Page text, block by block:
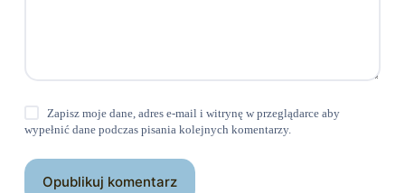
Zapisz moje dane, adres e-mail i witrynę w przeglądarce aby
wypełnić dane podczas pisania kolejnych komentarzy.
Opublikuj komentarz